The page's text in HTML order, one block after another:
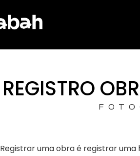
REGISTRO
Registrar uma obra é registrar